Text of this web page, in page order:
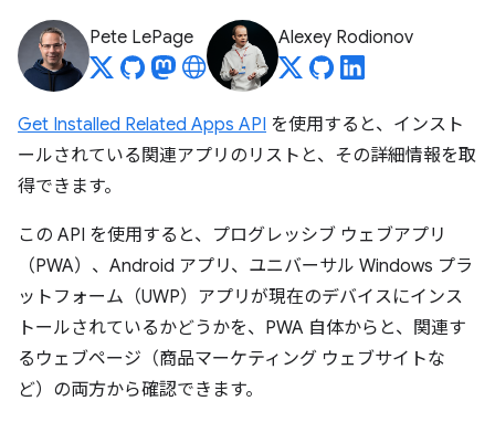
Pete LePage Alexey Rodionov
Get Installed Related Apps API を使用すると、インスト
ールされている関連アプリのリストと、その詳細情報を取
得できます。
この API を使用すると、プログレッシブ ウェブアプリ
（PWA）、Android アプリ、ユニバーサル Windows プラ
ットフォーム（UWP）アプリが現在のデバイスにインス
トールされているかどうかを、PWA 自体からと、関連す
るウェブページ（商品マーケティング ウェブサイトな
ど）の両方から確認できます。